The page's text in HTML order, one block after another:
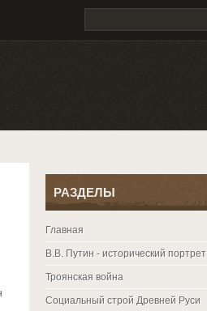
РАЗДЕЛЫ
Главная
В.В. Путин - исторический портрет
Троянская война
Социальный строй Древней Руси